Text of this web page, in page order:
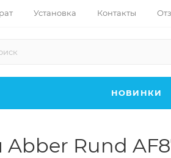
Установка Контакты
НОВИНКИ
Rund